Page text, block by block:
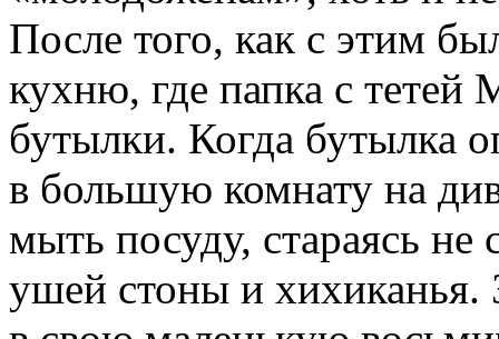
После того, как с этим
кухню, где папка с тетей
бутылки. Когда бутылка
в большую комнату на
мыть посуду, стараясь
ушей стоны и хихиканья.